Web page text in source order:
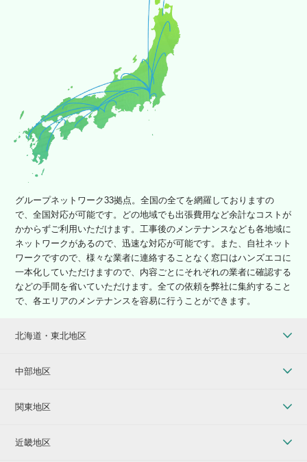
グループネットワーク33拠点。全国の全てを網羅しておりますの
で、全国対応が可能です。どの地域でも出張費用など余計なコストが
かからずご利用いただけます。工事後のメンテナンスなども各地域に
ネットワークがあるので、迅速な対応が可能です。また、自社ネット
ワークですので、様々な業者に連絡することなく窓口はハンズエコに
一本化していただけますので、内容ごとにそれぞれの業者に確認する
などの手間を省いていただけます。全ての依頼を弊社に集約すること
で、各エリアのメンテナンスを容易に行うことができます。
北海道・東北地区
中部地区
関東地区
近畿地区